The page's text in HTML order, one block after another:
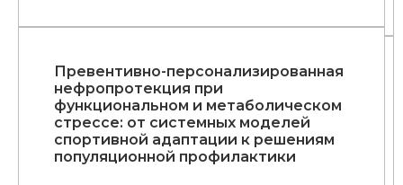
Превентивно-персонализированная
нефропротекция при
функциональном и метаболическом
стрессе: от системных моделей
спортивной адаптации к решениям
популяционной профилактики